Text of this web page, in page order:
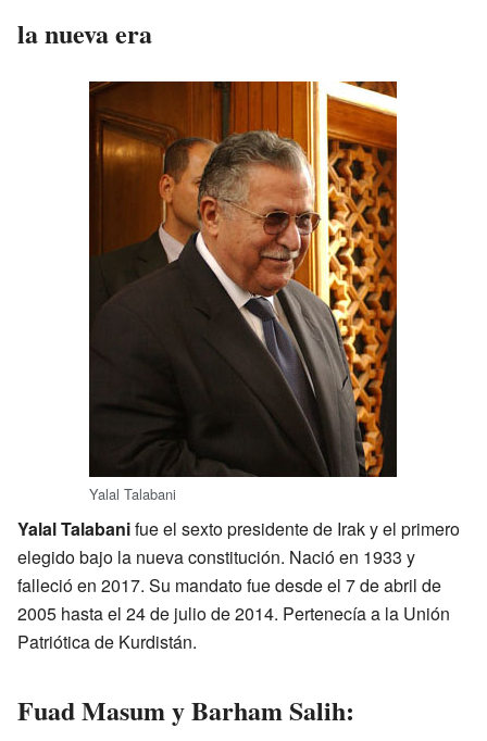
la nueva era
Yalal Talabani
Yalal Talabanifue el sexto presidente de Irak y el primero
elegido bajo la nueva constitución. Nació en 1933 y
falleció en 2017. Su mandato fue desde el 7 de abril de
2005 hasta el 24 de julio de 2014. Pertenecía a la Unión
Patriótica de Kurdistán.
Fuad Masum y Barham Salih: